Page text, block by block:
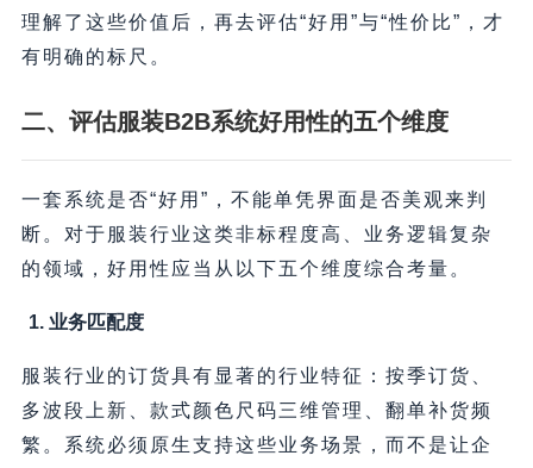
理解了这些价值后，再去评估“好用”与“性价比”，才
有明确的标尺。
二、评估服装B2B系统好用性的五个维度
一套系统是否“好用”，不能单凭界面是否美观来判
断。对于服装行业这类非标程度高、业务逻辑复杂
的领域，好用性应当从以下五个维度综合考量。
1. 业务匹配度
服装行业的订货具有显著的行业特征：按季订货、
多波段上新、款式颜色尺码三维管理、翻单补货频
繁。系统必须原生支持这些业务场景，而不是让企